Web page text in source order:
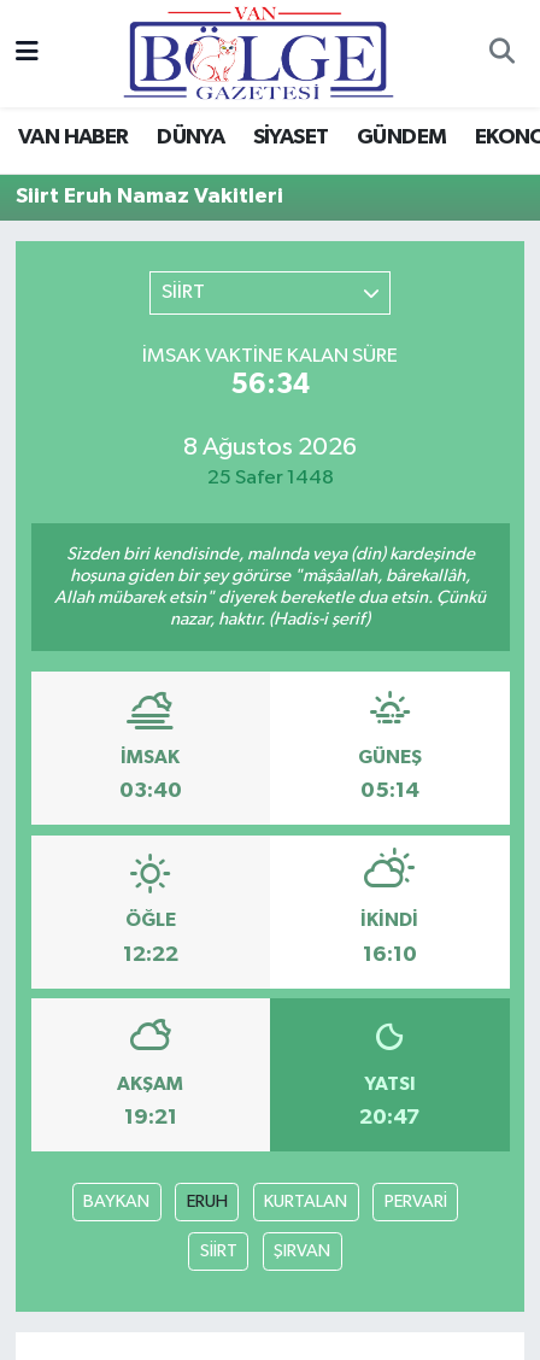
VAN HABER DÜNYA SİYASET GÜNDEM
Siirt Eruh Namaz Vakitleri
SİİRT
İMSAK VAKTINE KALAN SÜRE
56:34
8 Ağustos 2026
25 Safer 1448
Sizden biri kendisinde, malında veya (din) kardeşinde
hoşuna giden bir şey görürse "mâşâallah, bârekallâh,
Allah mübarek etsin" diyerek bereketle dua etsin. Çünkü
nazar, haktır. (Hadis-i şerif)
İMSAK
03:40
GÜNEŞ
05:14
ÖĞLE
12:22
İKINDI
16:10
AKŞAM
19:21
YATSI
20:47
BAYKAN ERUH KURTALAN PERVARİ
SİİRT ŞIRVAN
Van Haber
Dünya
RESMİ İLANLAR
Hava Durumu
Tüm Manşetler